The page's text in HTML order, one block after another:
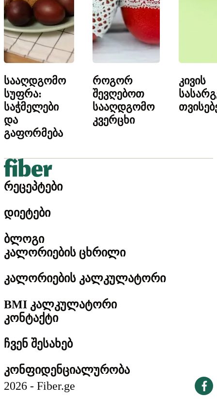
სააღდგომო
სუფრა:
საჭმელები
და
გაფორმება
როგორ
შევღებოთ
სააღდგომო
კვერცხი
კივის
რეცეპტები
დიეტები
ბლოგი
კალორიების ცხრილი
კალორიების კალკულატორი
BMI კალკულატორი
კონტაქტი
ჩვენ შესახებ
კონფიდენციალურობა
2026 - Fiber.ge